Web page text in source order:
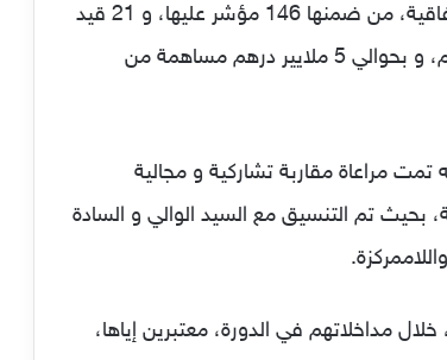
المعتمدة من المجلس خلال نصف هذه الولاية، بلغ 209 اتفاقية، من ضمنها 146 مؤشر عليها، و 21 قيد
التأشير و 42 قيد التوقيع، بغلاف اجمالي فاق 16 مليار درهم، و بحوالي 5 ملايير درهم مساهمة من
مراعاة مقاربة تشاركية و مجالية
بحيث تم التنسيق مع السيد الوالي و السادة
مداخلاتهم في الدورة، معتبرين إياها،